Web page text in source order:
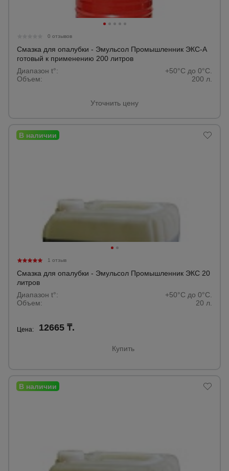
0 отзывов
Смазка для опалубки - Эмульсол Промышленник ЭКС-А
готовый к применению 200 литров
Диапазон t°:
+50°C до 0°C.
Объем:
200 л.
Уточнить цену
1 отзыв
Смазка для опалубки - Эмульсол Промышленник ЭКС 20
литров
Диапазон t°:
+50°C до 0°C.
Объем:
20 л.
Цена: 12665 ₸.
Купить